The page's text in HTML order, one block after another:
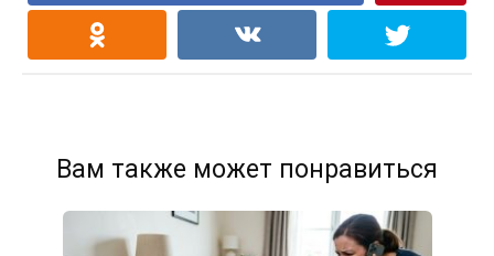
Вам также может понравиться